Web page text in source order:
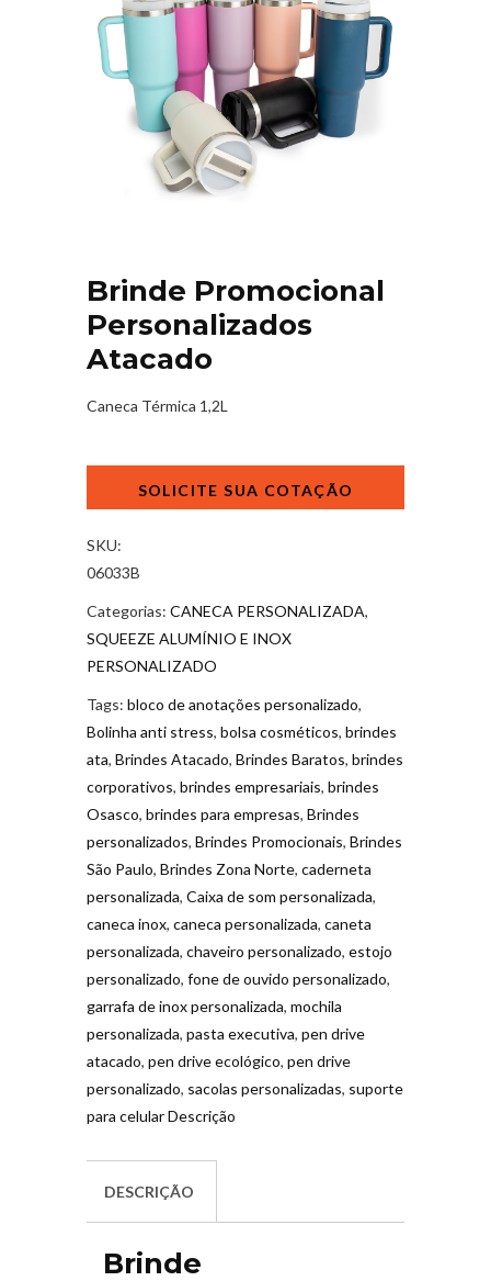
Brinde Promocional
Personalizados
Atacado
Caneca Térmica 1,2L
Personalizados
quantidade
SKU:
06033B
Categorias: CANECA PERSONALIZADA,
SQUEEZE ALUMÍNIO E INOX
PERSONALIZADO
Tags: bloco de anotações personalizado,
Bolinha anti stress, bolsa cosméticos, brindes
ata, Brindes Atacado, Brindes Baratos, brindes
corporativos, brindes empresariais, brindes
Osasco, brindes para empresas, Brindes
personalizados, Brindes Promocionais, Brindes
São Paulo, Brindes Zona Norte, caderneta
personalizada, Caixa de som personalizada,
caneca inox, caneca personalizada, caneta
personalizada, chaveiro personalizado, estojo
personalizado, fone de ouvido personalizado,
garrafa de inox personalizada, mochila
personalizada, pasta executiva, pen drive
atacado, pen drive ecológico, pen drive
personalizado, sacolas personalizadas, suporte
para celular Descrição
DESCRIÇÃO
Brinde